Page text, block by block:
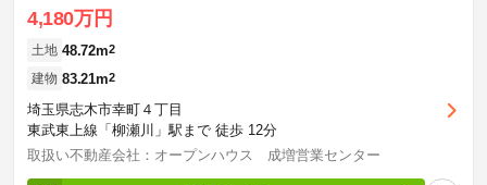
4,180万円
土地 48.72m2
建物 83.21m2
埼玉県志木市幸町４丁目
東武東上線「柳瀬川」駅まで 徒歩 12分
取扱い不動産会社：オープンハウス 成増営業センター